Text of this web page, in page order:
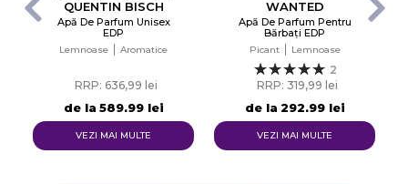
QUENTIN BISCH
Apă De Parfum Unisex
EDP
Lemnoase Aromatice
de la
RRP: 636,99 lei
589,99 lei
VEZI MAI MULTE
WANTED
Apă De Parfum Pentru
Bărbați EDP
Picant Lemnoase
2
de la
RRP: 319,99 lei
292,99 lei
VEZI MAI MULTE
Creeaza o lista de dorinte
Numele listei de dorinte